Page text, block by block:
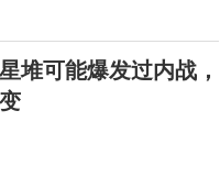
堆可能爆发过内战，